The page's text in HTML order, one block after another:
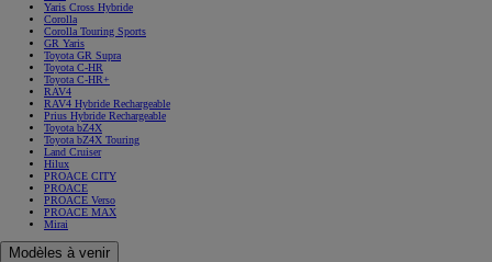
Yaris Cross Hybride
Corolla
Corolla Touring Sports
GR Yaris
Toyota GR Supra
Toyota C-HR
Toyota C-HR+
RAV4
RAV4 Hybride Rechargeable
Prius Hybride Rechargeable
Toyota bZ4X
Toyota bZ4X Touring
Land Cruiser
Hilux
PROACE CITY
PROACE
PROACE Verso
PROACE MAX
Mirai
Modèles à venir